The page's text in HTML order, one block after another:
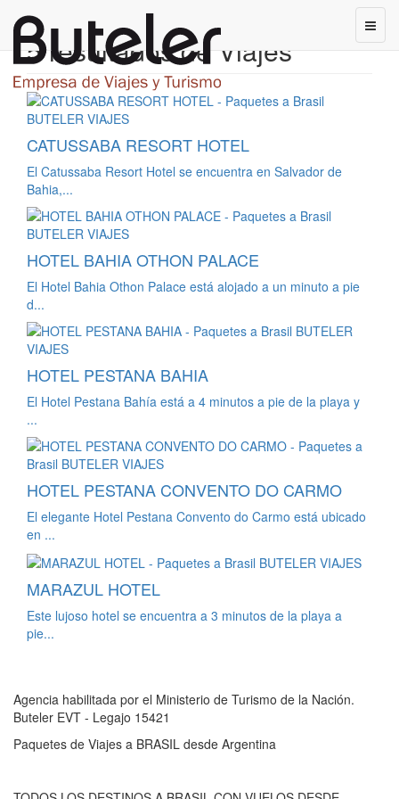
5 resultados de Viajes
CATUSSABA RESORT HOTEL
El Catussaba Resort Hotel se encuentra en Salvador de
Bahia,...
HOTEL BAHIA OTHON PALACE
El Hotel Bahia Othon Palace está alojado a un minuto a pie
d...
HOTEL PESTANA BAHIA
El Hotel Pestana Bahía está a 4 minutos a pie de la playa y
...
HOTEL PESTANA CONVENTO DO CARMO
El elegante Hotel Pestana Convento do Carmo está ubicado
en ...
MARAZUL HOTEL
Este lujoso hotel se encuentra a 3 minutos de la playa a
pie...
Agencia habilitada por el Ministerio de Turismo de la Nación.
Buteler EVT - Legajo 15421
Paquetes de Viajes a BRASIL desde Argentina